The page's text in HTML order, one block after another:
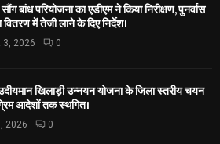
सौंग बांध परियोजना का एडीएम ने किया निरीक्षण, पुनर्वास
में तेजी लाने के दिए निर्देश।
3, 2026 0
खिलाड़ी उन्नयन योजना के जिला स्तरीय चयन
आदेशों तक स्थगित।
2026 0